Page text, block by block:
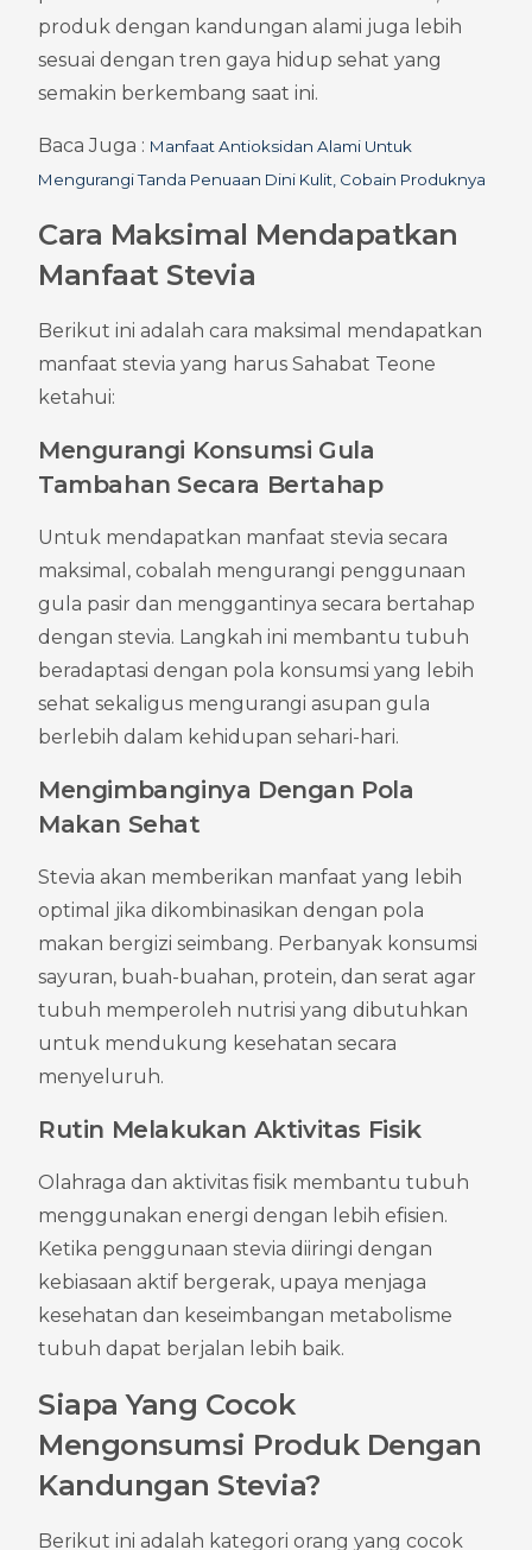
produk dengan kandungan alami juga lebih
sesuai dengan tren gaya hidup sehat yang
semakin berkembang saat ini.
Baca Juga : Manfaat Antioksidan Alami Untuk
Mengurangi Tanda Penuaan Dini Kulit, Cobain Produknya
Cara Maksimal Mendapatkan
Manfaat Stevia
Berikut ini adalah cara maksimal mendapatkan
manfaat stevia yang harus Sahabat Teone
ketahui:
Mengurangi Konsumsi Gula
Tambahan Secara Bertahap
Untuk mendapatkan manfaat stevia secara
maksimal, cobalah mengurangi penggunaan
gula pasir dan menggantinya secara bertahap
dengan stevia. Langkah ini membantu tubuh
beradaptasi dengan pola konsumsi yang lebih
sehat sekaligus mengurangi asupan gula
berlebih dalam kehidupan sehari-hari.
Mengimbanginya Dengan Pola
Makan Sehat
Stevia akan memberikan manfaat yang lebih
optimal jika dikombinasikan dengan pola
makan bergizi seimbang. Perbanyak konsumsi
sayuran, buah-buahan, protein, dan serat agar
tubuh memperoleh nutrisi yang dibutuhkan
untuk mendukung kesehatan secara
menyeluruh.
Rutin Melakukan Aktivitas Fisik
Olahraga dan aktivitas fisik membantu tubuh
menggunakan energi dengan lebih efisien.
Ketika penggunaan stevia diiringi dengan
kebiasaan aktif bergerak, upaya menjaga
kesehatan dan keseimbangan metabolisme
tubuh dapat berjalan lebih baik.
Siapa Yang Cocok
Mengonsumsi Produk Dengan
Kandungan Stevia?
Berikut ini adalah kategori orang yang cocok